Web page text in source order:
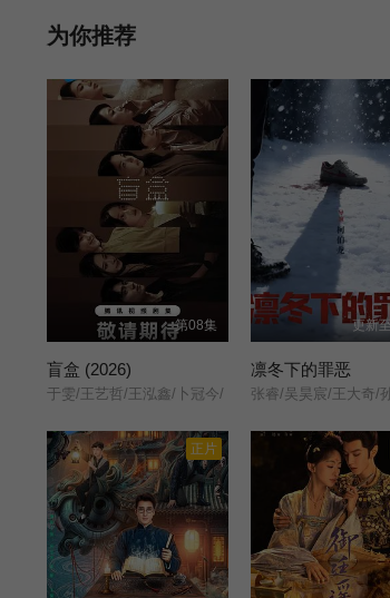
为你推荐
第08集
盲盒 (2026)
于雯/王艺哲/王泓鑫/卜冠今/
更新
凛冬下的罪恶
正片